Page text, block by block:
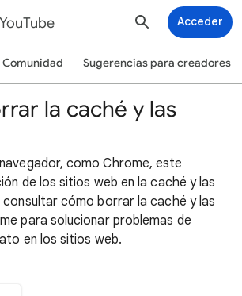
Acceder
Comunidad Sugerencias para creadores
la caché y las
como Chrome, este
de los sitios web en la caché y las
consultar cómo borrar la caché y las
para solucionar problemas de
en los sitios web.